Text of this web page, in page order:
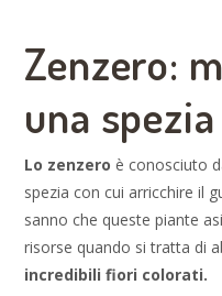
Zenzero:
una spezia
Lo zenzero è conosciuto
spezia con cui arricchire il
sanno che queste piante
risorse quando si tratta di
incredibili fiori colorati.